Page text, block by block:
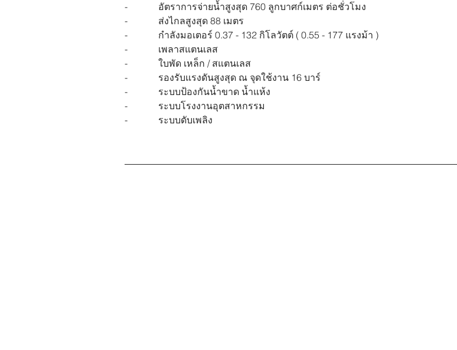
-             อัตราการจ่ายน้ำสูงสุด 760 ลูกบาศก์เมตร ต่อชั่วโมง
-             ส่งไกลสูงสุด 88 เมตร
-             กำลังมอเตอร์ 0.37 - 132 กิโลวัตต์ ( 0.55 - 177 แรงม้า )
-             เพลาสแตนเลส
-             ใบพัด เหล็ก / สแตนเลส
-             รองรับแรงดันสูงสุด ณ จุดใช้งาน 16 บาร์
-             ระบบป้องกันน้ำขาด น้ำแห้ง
-             ระบบโรงงานอุตสาหกรรม
-             ระบบดับเพลิง